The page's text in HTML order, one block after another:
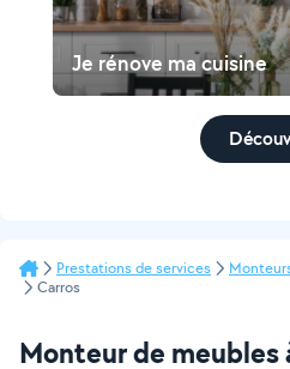
Je rénove ma cuisine
Prestations de services
Carros
Monteur de meubles